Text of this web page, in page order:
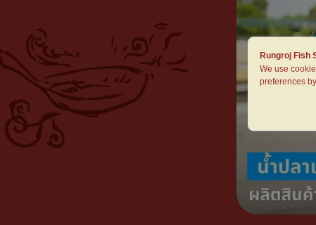
Rungroj Fish
We use
preferences